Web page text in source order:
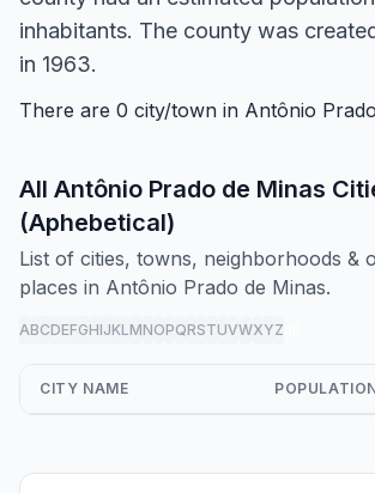
inhabitants. The county was
in 1963.
There are 0 city/town in Antônio
All Antônio Prado de Minas
(Aphebetical)
List of cities, towns, neighborhoods &
places in Antônio Prado de Minas.
ABCDEFGHIJKLMNOPQRSTUVWXYZ
CITY NAME